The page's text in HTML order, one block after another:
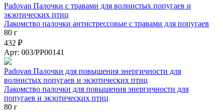
Padovan Палочки c травами для волнистых попугаев и
экзотических птиц
Лакомство палочки антистрессовые с травами для попугаев
80 г
432 ₽
Арт: 003/PP00141
Padovan Палочки для повышения энергичности для
волнистых попугаев и экзотических птиц
Лакомство палочки для повышения энергичности для
попугаев и экзотических птиц
80 г